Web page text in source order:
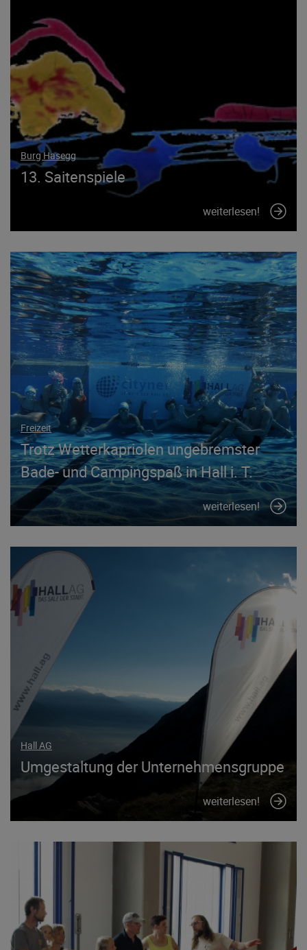
Burg Hasegg
13. Saitenspiele
weiterlesen!
Freizeit
Trotz Wetterkapriolen ungebremster
Bade- und Campingspaß in Hall i. T.
weiterlesen!
Hall AG
Umgestaltung der Unternehmensgruppe
weiterlesen!